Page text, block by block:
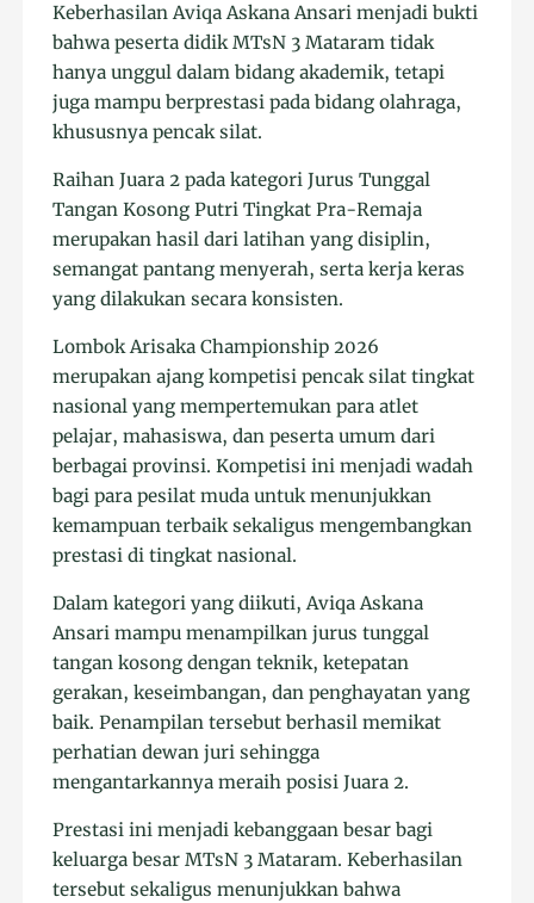
Keberhasilan Aviqa Askana Ansari menjadi bukti
bahwa peserta didik MTsN 3 Mataram tidak
hanya unggul dalam bidang akademik, tetapi
juga mampu berprestasi pada bidang olahraga,
khususnya pencak silat.
Raihan Juara 2 pada kategori Jurus Tunggal
Tangan Kosong Putri Tingkat Pra-Remaja
merupakan hasil dari latihan yang disiplin,
semangat pantang menyerah, serta kerja keras
yang dilakukan secara konsisten.
Lombok Arisaka Championship 2026
merupakan ajang kompetisi pencak silat tingkat
nasional yang mempertemukan para atlet
pelajar, mahasiswa, dan peserta umum dari
berbagai provinsi. Kompetisi ini menjadi wadah
bagi para pesilat muda untuk menunjukkan
kemampuan terbaik sekaligus mengembangkan
prestasi di tingkat nasional.
Dalam kategori yang diikuti, Aviqa Askana
Ansari mampu menampilkan jurus tunggal
tangan kosong dengan teknik, ketepatan
gerakan, keseimbangan, dan penghayatan yang
baik. Penampilan tersebut berhasil memikat
perhatian dewan juri sehingga
mengantarkannya meraih posisi Juara 2.
Prestasi ini menjadi kebanggaan besar bagi
keluarga besar MTsN 3 Mataram. Keberhasilan
tersebut sekaligus menunjukkan bahwa